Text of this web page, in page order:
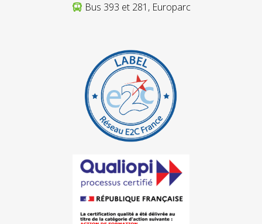
Bus 393 et 281, Europarc